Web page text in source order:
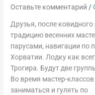
Оставьте комментарий /
Друзья, после
традицию весенних
парусами, навигации по
Хорватии. Лодку как
Трогира. Будут две
Во время мастер-
заниматься и гулять по
работе
парусами,
навигации
в
Хорватии,
весна
2022